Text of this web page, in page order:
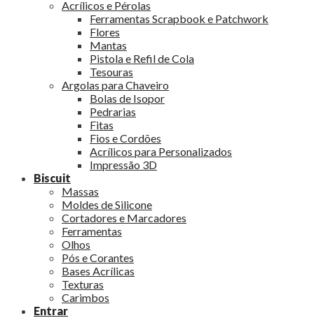
Acrílicos e Pérolas
Ferramentas Scrapbook e Patchwork
Flores
Mantas
Pistola e Refil de Cola
Tesouras
Argolas para Chaveiro
Bolas de Isopor
Pedrarias
Fitas
Fios e Cordões
Acrílicos para Personalizados
Impressão 3D
Biscuit
Massas
Moldes de Silicone
Cortadores e Marcadores
Ferramentas
Olhos
Pós e Corantes
Bases Acrílicas
Texturas
Carimbos
Entrar